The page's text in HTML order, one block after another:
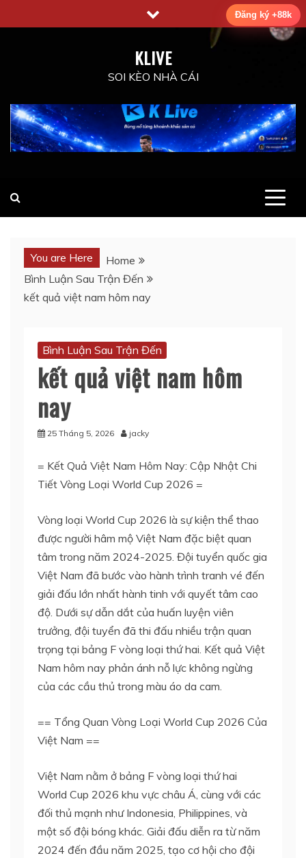
to
KLIVE
SOI KÈO NHÀ CÁI
You are Here
Home
Bình Luận Sau Trận Đến
kết quả việt nam hôm nay
Bình Luận Sau Trận Đến
kết quả việt nam hôm
nay
25 Tháng 5, 2026 jacky
= Kết Quả Việt Nam Hôm Nay: Cập Nhật Chi
Tiết Vòng Loại World Cup 2026 =
Vòng loại World Cup 2026 là sự kiện thể thao
được người hâm mộ Việt Nam đặc biệt quan
tâm trong năm 2024-2025. Đội tuyển quốc gia
Việt Nam đã bước vào hành trình tranh vé đến
giải đấu lớn nhất hành tinh với quyết tâm cao
độ. Dưới sự dẫn dắt của huấn luyện viên
trưởng, đội tuyển đã thi đấu nhiều trận quan
trọng tại bảng F vòng loại thứ hai. Kết quả Việt
Nam hôm nay phản ánh nỗ lực không ngừng
của các cầu thủ trong màu áo da cam.
== Tổng Quan Vòng Loại World Cup 2026 Của
Việt Nam ==
Việt Nam nằm ở bảng F vòng loại thứ hai
World Cup 2026 khu vực châu Á, cùng với các
đối thủ mạnh như Indonesia, Philippines, và
một số đội bóng khác. Giải đấu diễn ra từ năm
2024 đến đầu năm 2025, tạo cơ hội cho đội
Đăng ký +88k